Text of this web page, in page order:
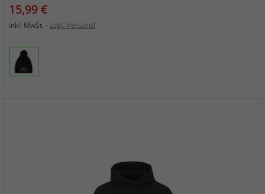
Preis
15,99 €
inkl. MwSt. zzgl. Versand